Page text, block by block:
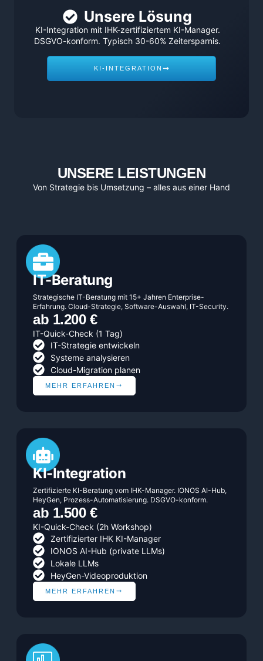
Unsere Lösung
KI-Integration mit IHK-zertifiziertem KI-Manager.
DSGVO-konform. Typisch 30-60% Zeitersparnis.
KI-INTEGRATION
UNSERE LEISTUNGEN
Von Strategie bis Umsetzung – alles aus einer Hand
IT-Beratung
Strategische IT-Beratung mit 15+ Jahren Enterprise-
Erfahrung. Cloud-Strategie, Software-Auswahl, IT-Security.
ab 1.200 €
IT-Quick-Check (1 Tag)
IT-Strategie entwickeln
Systeme analysieren
Cloud-Migration planen
MEHR ERFAHREN
KI-Integration
Zertifizierte KI-Beratung vom IHK-Manager. IONOS AI-Hub,
HeyGen, Prozess-Automatisierung. DSGVO-konform.
ab 1.500 €
KI-Quick-Check (2h Workshop)
Zertifizierter IHK KI-Manager
IONOS AI-Hub (private LLMs)
Lokale LLMs
HeyGen-Videoproduktion
MEHR ERFAHREN